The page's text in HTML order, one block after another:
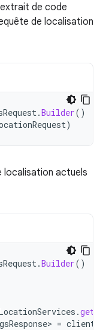
de code
de localisation
.Builder()
)
localisation actuels
.Builder()
.
= client